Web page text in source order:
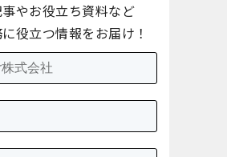
やお役立ち資料など
役立つ情報をお届け！